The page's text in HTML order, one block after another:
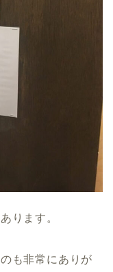
ります。
も非常にありが